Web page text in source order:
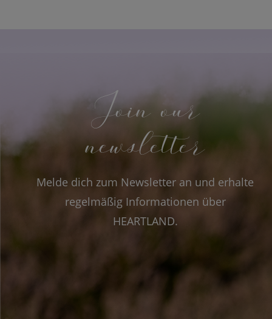
Join our
newsletter
Melde dich zum Newsletter an und erhalte
regelmäßig Informationen über
HEARTLAND.